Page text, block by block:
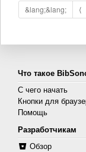
&lang;&lang; ⟨
Что такое
С чего начать
Кнопки для
Помощь
Разработчикам
Обзор